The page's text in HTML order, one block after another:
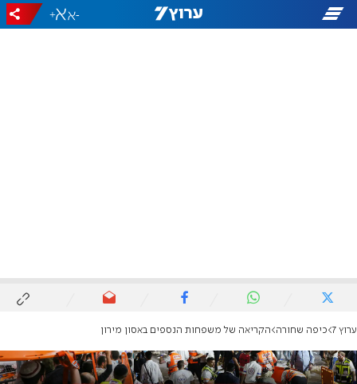
-
+
ערוץ 7 כיפה שחורה הקריאה של משפחות הנספים באסון מירון